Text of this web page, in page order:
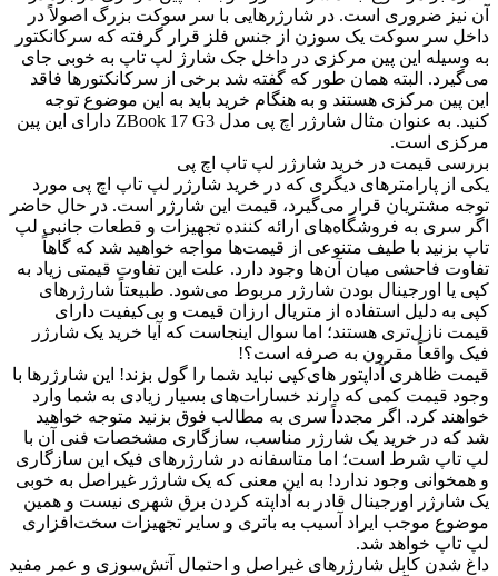
آن نیز ضروری است. در شارژرهایی با سر سوکت بزرگ اصولاً در
داخل سر سوکت یک سوزن از جنس فلز قرار گرفته که سرکانکتور
به وسیله این پین مرکزی در داخل جک شارژ لپ تاپ به خوبی جای
می‌گیرد. البته همان طور که گفته شد برخی از سرکانکتورها فاقد
این پین مرکزی هستند و به هنگام خرید باید به این موضوع توجه
کنید. به عنوان مثال شارژر اچ پی مدل ZBook 17 G3 دارای این پین
مرکزی است.
بررسی قیمت در خرید شارژر لپ تاپ اچ پی
یکی از پارامترهای دیگری که در خرید شارژر لپ تاپ اچ پی مورد
توجه مشتریان قرار می‌گیرد، قیمت این شارژر است. در حال حاضر
اگر سری به فروشگاه‌های ارائه کننده تجهیزات و قطعات جانبی لپ
تاپ بزنید با طیف متنوعی از قیمت‌ها مواجه خواهید شد که گاهاً
تفاوت فاحشی میان آن‌ها وجود دارد. علت این تفاوت قیمتی زیاد به
کپی یا اورجینال بودن شارژر مربوط می‌شود. طبیعتاً شارژرهای
کپی به دلیل استفاده از متریال ارزان قیمت و بی‌کیفیت دارای
قیمت نازل‌تری هستند؛ اما سوال اینجاست که آیا خرید یک شارژر
فیک واقعاً مقرون به صرفه است؟!
قیمت ظاهری آداپتور های‌کپی نباید شما را گول بزند! این شارژرها با
وجود قیمت کمی که دارند خسارات‌های بسیار زیادی به شما وارد
خواهند کرد. اگر مجدداً سری به مطالب فوق بزنید متوجه خواهید
شد که در خرید یک شارژر مناسب، سازگاری مشخصات فنی آن با
لپ تاپ شرط است؛ اما متاسفانه در شارژرهای فیک این سازگاری
و همخوانی وجود ندارد! به این معنی که یک شارژر غیراصل به خوبی
یک شارژر اورجینال قادر به آداپته کردن برق شهری نیست و همین
موضوع موجب ایراد آسیب به باتری و سایر تجهیزات سخت‌افزاری
لپ تاپ خواهد شد.
داغ شدن کابل شارژرهای غیراصل و احتمال آتش‌سوزی و عمر مفید